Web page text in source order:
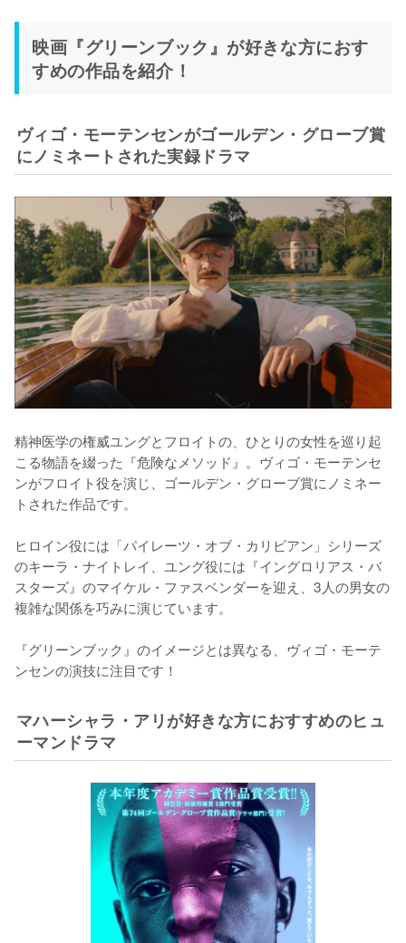
映画『グリーンブック』が好きな方におす
すめの作品を紹介！
ヴィゴ・モーテンセンがゴールデン・グローブ賞
にノミネートされた実録ドラマ
精神医学の権威ユングとフロイトの、ひとりの女性を巡り起
こる物語を綴った『危険なメソッド』。ヴィゴ・モーテンセ
ンがフロイト役を演じ、ゴールデン・グローブ賞にノミネー
トされた作品です。
ヒロイン役には「パイレーツ・オブ・カリビアン」シリーズ
のキーラ・ナイトレイ、ユング役には『イングロリアス・バ
スターズ』のマイケル・ファスベンダーを迎え、3人の男女の
複雑な関係を巧みに演じています。
『グリーンブック』のイメージとは異なる、ヴィゴ・モーテ
ンセンの演技に注目です！
マハーシャラ・アリが好きな方におすすめのヒュ
ーマンドラマ